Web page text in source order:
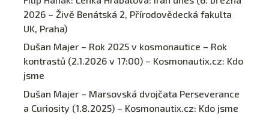
2026 – Živě Benátská 2, Přírodovědecká fakulta
UK, Praha)
Dušan Majer – Rok 2025 v kosmonautice – Rok
kontrastů (2.1.2026 v 17:00) – Kosmonautix.cz: Kdo
jsme
Dušan Majer – Marsovská dvojčata Perseverance
a Curiosity (1.8.2025) – Kosmonautix.cz: Kdo jsme